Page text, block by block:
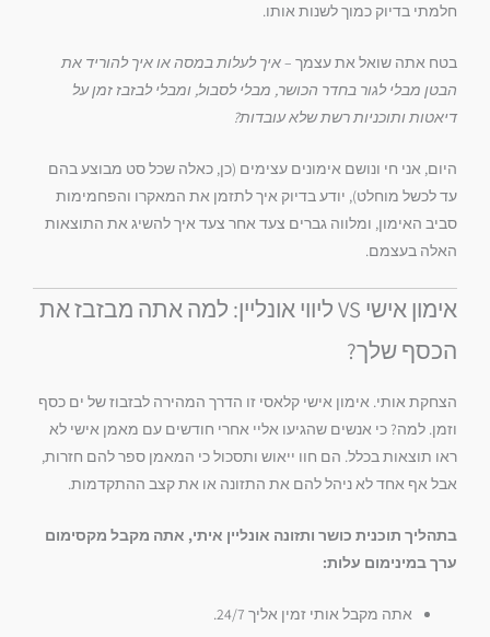
חלמתי בדיוק כמוך לשנות אותו.
בטח אתה שואל את עצמך –איך לעלות במסה או איך להוריד את
הבטן מבלי לגור בחדר הכושר, מבלי לסבול, ומבלי לבזבז זמן על
דיאטות ותוכניות רשת שלא עובדות?
היום, אני חי ונושם אימונים עצימים (כן, כאלה שכל סט מבוצע בהם
עד לכשל מוחלט), יודע בדיוק איך לתזמן את המאקרו והפחמימות
סביב האימון, ומלווה גברים צעד אחר צעד איך להשיג את התוצאות
האלה בעצמם.
אימון אישי VS ליווי אונליין: למה אתה מבזבז את
הכסף שלך?
הצחקת אותי. אימון אישי קלאסי זו הדרך המהירה לבזבוז של ים כסף
וזמן. למה? כי אנשים שהגיעו אליי אחרי חודשים עם מאמן אישי לא
ראו תוצאות בכלל. הם חוו ייאוש ותסכול כי המאמן ספר להם חזרות,
אבל אף אחד לא ניהל להם את התזונה או את קצב ההתקדמות.
בתהליך תוכנית כושר ותזונה אונליין איתי, אתה מקבל מקסימום
ערך במינימום עלות:
אתה מקבל אותי זמין אליך 24/7.